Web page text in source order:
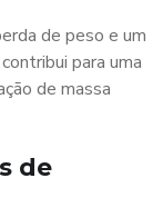
de peso e um
para uma
de massa
de